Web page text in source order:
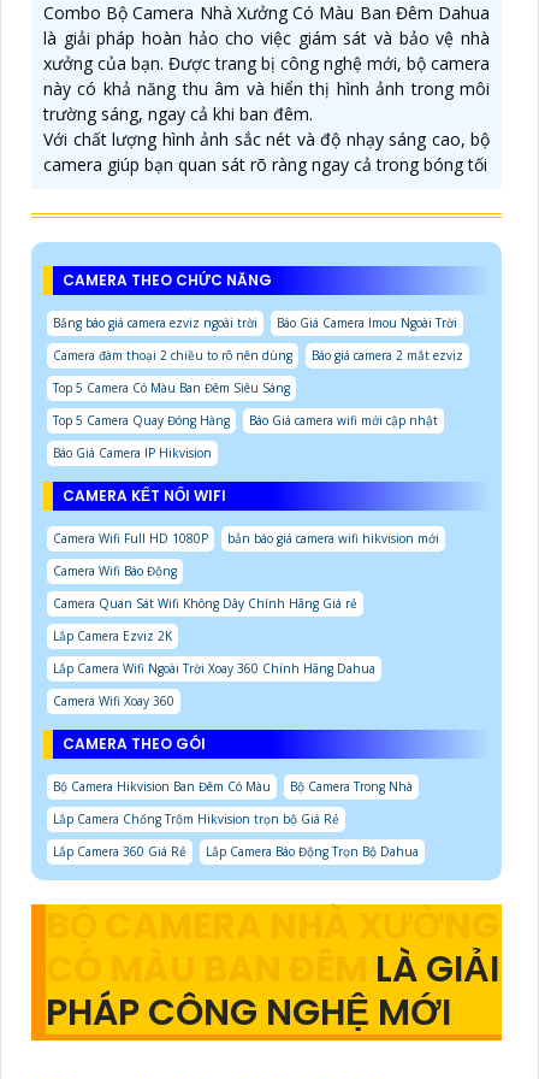
Combo Bộ Camera Nhà Xưởng Có Màu Ban Đêm Dahua
là giải pháp hoàn hảo cho việc giám sát và bảo vệ nhà
xưởng của bạn. Được trang bị công nghệ mới, bộ camera
này có khả năng thu âm và hiển thị hình ảnh trong môi
trường sáng, ngay cả khi ban đêm.
Với chất lượng hình ảnh sắc nét và độ nhạy sáng cao, bộ
camera giúp bạn quan sát rõ ràng ngay cả trong bóng tối
CAMERA THEO CHỨC NĂNG
Bảng báo giá camera ezviz ngoài trời
Báo Giá Camera Imou Ngoài Trời
Camera đàm thoại 2 chiều to rõ nên dùng
Báo giá camera 2 mắt ezviz
Top 5 Camera Có Màu Ban Đêm Siêu Sáng
Top 5 Camera Quay Đóng Hàng
Báo Giá camera wifi mới cập nhật
Báo Giá Camera IP Hikvision
CAMERA KẾT NỐI WIFI
Camera Wifi Full HD 1080P
bản báo giá camera wifi hikvision mới
Camera Wifi Báo Động
Camera Quan Sát Wifi Không Dây Chính Hãng Giá rẻ
Lắp Camera Ezviz 2K
Lắp Camera Wifi Ngoài Trời Xoay 360 Chính Hãng Dahua
Camera Wifi Xoay 360
CAMERA THEO GÓI
Bộ Camera Hikvision Ban Đêm Có Màu
Bộ Camera Trong Nhà
Lắp Camera Chống Trộm Hikvision trọn bộ Giá Rẻ
Lắp Camera 360 Giá Rẻ
Lắp Camera Báo Động Trọn Bộ Dahua
LÀ GIẢI
PHÁP CÔNG NGHỆ MỚI